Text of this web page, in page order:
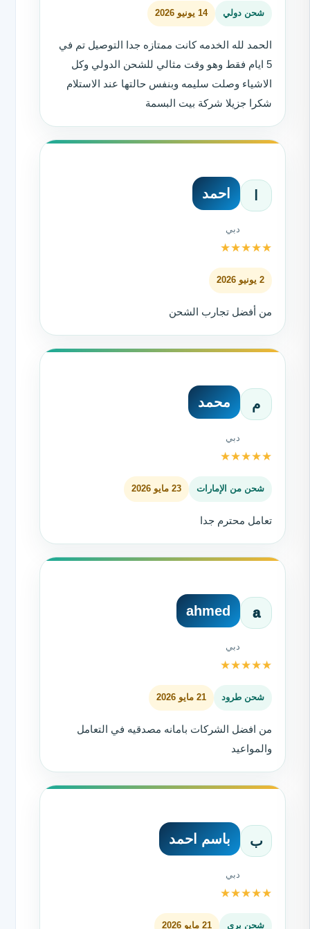
شحن دولي 14 يونيو 2026
الحمد لله الخدمه كانت ممتازه جدا التوصيل تم في
5 ايام فقط وهو وقت مثالي للشحن الدولي وكل
الاشياء وصلت سليمه وبنفس حالتها عند الاستلام
شكرا جزيلا شركة بيت البسمة
احمد
دبي
★
★
★
★
★
2 يونيو 2026
من أفضل تجارب الشحن
م محمد
دبي
★
★
★
★
★
شحن من الإمارات 23 مايو 2026
تعامل محترم جدا
a
ahmed
دبي
★
★
★
★
★
شحن طرود 21 مايو 2026
من افضل الشركات بامانه مصدقيه في التعامل
والمواعيد
ب باسم احمد
دبي
★
★
★
★
★
شحن بري 21 مايو 2026